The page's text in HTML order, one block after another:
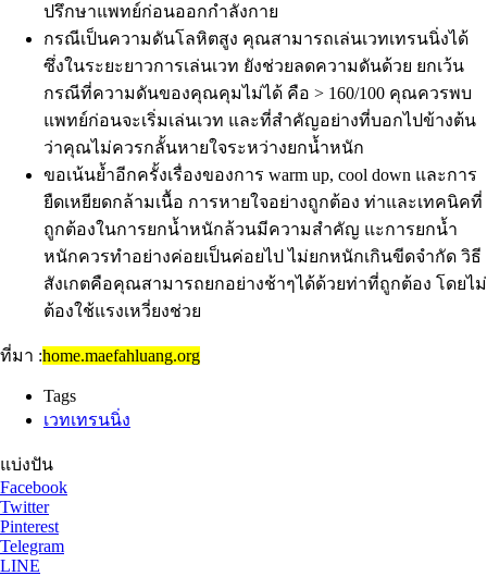
ปรึกษาแพทย์ก่อนออกกำลังกาย
กรณีเป็นความดันโลหิตสูง คุณสามารถเล่นเวทเทรนนิ่งได้
ซึ่งในระยะยาวการเล่นเวท ยังช่วยลดความดันด้วย ยกเว้น
กรณีที่ความดันของคุณคุมไม่ได้ คือ > 160/100 คุณควรพบ
แพทย์ก่อนจะเริ่มเล่นเวท และที่สำคัญอย่างที่บอกไปข้างต้น
ว่าคุณไม่ควรกลั้นหายใจระหว่างยกน้ำหนัก
ขอเน้นย้ำอีกครั้งเรื่องของการ warm up, cool down และการ
ยืดเหยียดกล้ามเนื้อ การหายใจอย่างถูกต้อง ท่าและเทคนิคที่
ถูกต้องในการยกน้ำหนักล้วนมีความสำคัญ แะการยกน้ำ
หนักควรทำอย่างค่อยเป็นค่อยไป ไม่ยกหนักเกินขีดจำกัด วิธี
สังเกตคือคุณสามารถยกอย่างช้าๆได้ด้วยท่าที่ถูกต้อง โดยไม่
ต้องใช้แรงเหวี่ยงช่วย
ที่มา :home.maefahluang.org
Tags
เวทเทรนนิ่ง
แบ่งปัน
Facebook
Twitter
Pinterest
Telegram
LINE